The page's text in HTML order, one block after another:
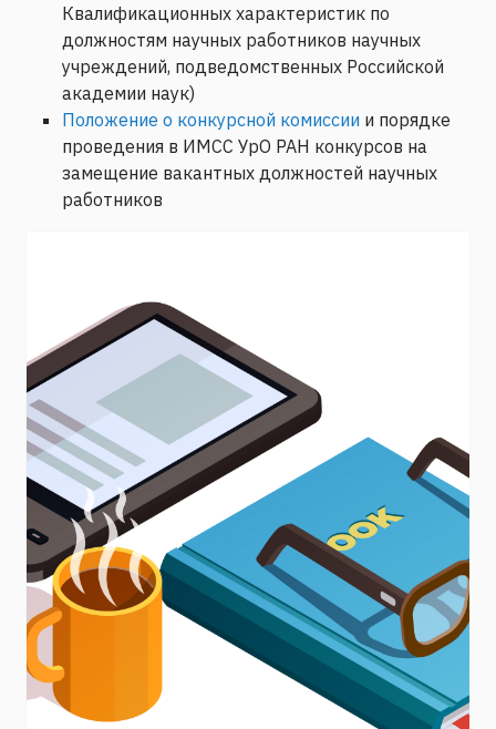
Квалификационных характеристик по
должностям научных работников научных
учреждений, подведомственных Российской
академии наук)
Положение о конкурсной комиссии и порядке
проведения в ИМСС УрО РАН конкурсов на
замещение вакантных должностей научных
работников